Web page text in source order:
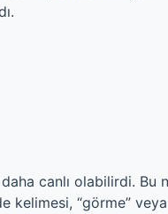
daha canlı olabilirdi.
kelimesi, “görme”